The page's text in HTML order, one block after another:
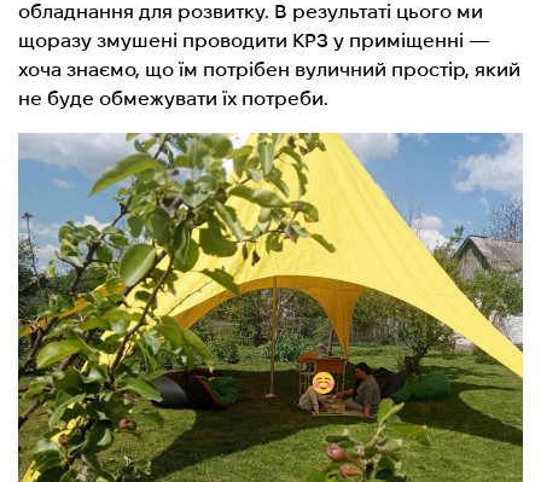
обладнання для розвитку. В результаті цього ми
щоразу змушені проводити КРЗ у приміщенні —
хоча знаємо, що їм потрібен вуличний простір, який
не буде обмежувати їх потреби.